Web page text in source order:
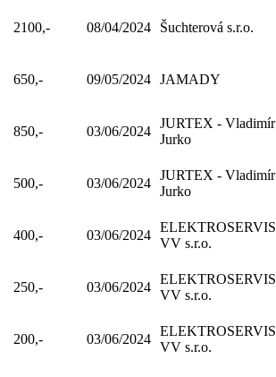
2100,- 08/04/2024 Šuchterová s.r.o.
650,- 09/05/2024 JAMADY
850,- 03/06/2024
JURTEX - Vladimír
Jurko
500,- 03/06/2024
JURTEX - Vladimír
Jurko
400,- 03/06/2024
ELEKTROSERVIS
VV s.r.o.
250,- 03/06/2024
ELEKTROSERVIS
VV s.r.o.
200,- 03/06/2024
ELEKTROSERVIS
VV s.r.o.